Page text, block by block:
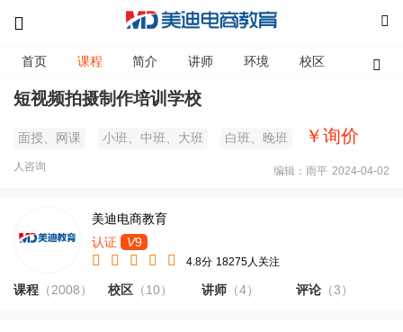
首页 课程 简介 讲师 环境 校区 资讯
短视频拍摄制作培训学校
面授、网课 小班、中班、大班 白班、晚班 ￥询价
人咨询 2024-04-02
编辑：雨平
美迪电商教育
认证
V9
4.8分 18275人关注
课程 （2008） 校区（10） 讲师 （4） 评论（3）